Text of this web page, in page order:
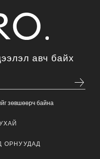
авч байх
зөвшөөрч байна
ОРНУУДАД